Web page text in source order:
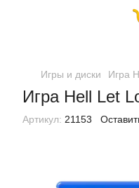
Игры и диски Игра
Игра Hell Let
Артикул: 21153